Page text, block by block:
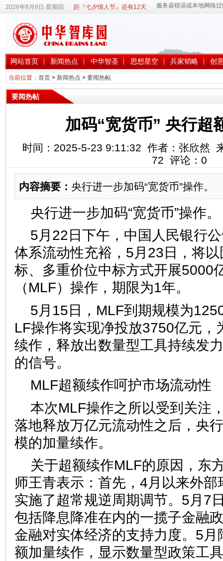
2026年8月6日 星期四 距『七夕情人节』还有12天
网站首页 新闻热点 中华智圣 思想星空 兵家韬略 创
当前位置： 首页> 新闻热点 > 要闻热帖
要闻热帖
加码“宽货币” 央行超
时间：2025-5-23 9:11:32 作者：张欣然
72 评论： 0
内容摘要： 央行进一步加码“宽货币”操作。
央行进一步加码“宽货币”操作。
5月22日下午，中国人民银行
体系流动性充裕，5月23日，将
标、多重价位中标方式开展5000
（MLF）操作，期限为1年。
5月15日，MLF到期规模为
LF操作将实现净投放3750亿元，
续作，释放出数量型工具持续发
的信号。
MLF超额续作呵护市场流动性
本次MLF操作之所以受到关注
落地释放万亿元流动性之后，央
模的加量续作。
关于超额续作MLF的原因，东
师王青表示：首先，4月以来外
实施了超常规逆周期调节。5月7
包括降息降准在内的一揽子金融
金融对实体经济的支持力度。5
额加量续作，显示数量型政策工